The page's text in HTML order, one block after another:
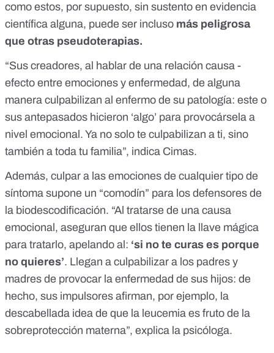
como estos, por supuesto, sin sustento en evidencia
científica alguna, puede ser incluso más peligrosa
que otras pseudoterapias.
“Sus creadores, al hablar de una relación causa -
efecto entre emociones y enfermedad, de alguna
manera culpabilizan al enfermo de su patología: este o
sus antepasados hicieron ‘algo’ para provocársela a
nivel emocional. Ya no solo te culpabilizan a ti, sino
también a toda tu familia”, indica Cimas.
Además, culpar a las emociones de cualquier tipo de
síntoma supone un “comodín” para los defensores de
la biodescodificación. “Al tratarse de una causa
emocional, aseguran que ellos tienen la llave mágica
para tratarlo, apelando al: ‘si no te curas es porque
no quieres’. Llegan a culpabilizar a los padres y
madres de provocar la enfermedad de sus hijos: de
hecho, sus impulsores afirman, por ejemplo, la
descabellada idea de que la leucemia es fruto de la
sobreprotección materna”, explica la psicóloga.